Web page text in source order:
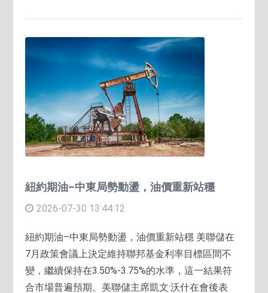
紐約期油–中東局勢動盪，油價重新站穩
2026-07-30 13:44:12
紐約期油–中東局勢動盪，油價重新站穩 美聯儲在
7月政策會議上決定維持聯邦基金利率目標區間不
變，繼續保持在3.50%-3.75%的水準，這一結果符
合市場普遍預期。美聯儲主席凱文·沃什在會後表